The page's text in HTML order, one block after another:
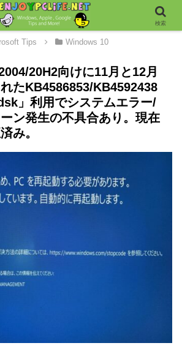
Tips Windows 10
20H2向けに11月と12月
たKB4586853/KB4592438
」利用でシステムエラー/
ン発生の不具合あり。現在
み。
検索